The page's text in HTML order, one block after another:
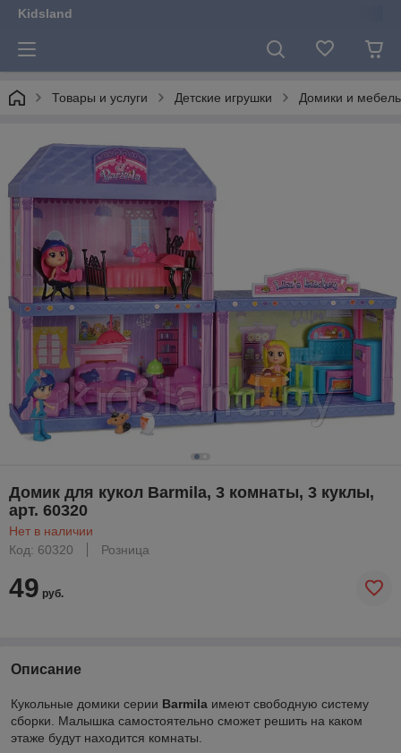
Kidsland
Товары и услуги Детские игрушки Домики и
Домик для кукол Barmila, 3 комнаты, 3 куклы,
арт. 60320
Нет в наличии
Код: 60320
Розница
49 руб.
Описание
Кукольные домики серии Barmila имеют свободную систему
сборки. Малышка самостоятельно сможет решить на каком
этаже будут находится комнаты.